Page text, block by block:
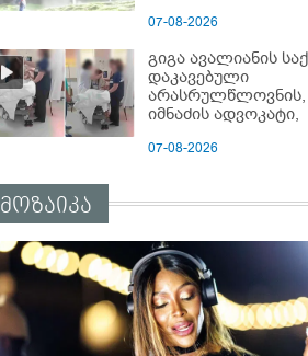
07-08-2026
გიგა ავალიანის
დაკავებული
არასრულწლოვნის,
იმნაძის ადვოკატი,
გადაღებულ
07-08-2026
მოზაიკა